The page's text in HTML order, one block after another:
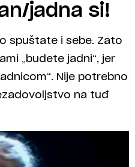
jadna si!
spuštate i sebe. Zato
„budete jadni“, jer
Nije potrebno
na tuđ